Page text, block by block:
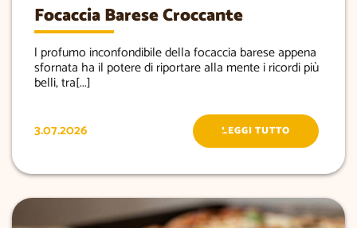
Focaccia Barese Croccante
l profumo inconfondibile della focaccia barese appena
sfornata ha il potere di riportare alla mente i ricordi più
belli, tra[...]
3.07.2026 LEGGI TUTTO